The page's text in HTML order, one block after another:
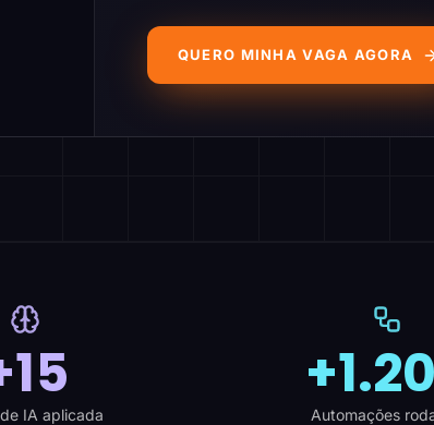
QUERO MINHA VAGA AGORA
IA aplicada Automações